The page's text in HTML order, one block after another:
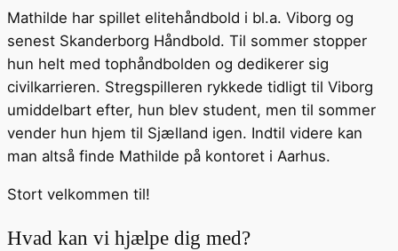
Mathilde har spillet elitehåndbold i bl.a. Viborg og
senest Skanderborg Håndbold. Til sommer stopper
hun helt med tophåndbolden og dedikerer sig
civilkarrieren. Stregspilleren rykkede tidligt til Viborg
umiddelbart efter, hun blev student, men til sommer
vender hun hjem til Sjælland igen. Indtil videre kan
man altså finde Mathilde på kontoret i Aarhus.
Stort velkommen til!
Hvad kan vi hjælpe dig med?